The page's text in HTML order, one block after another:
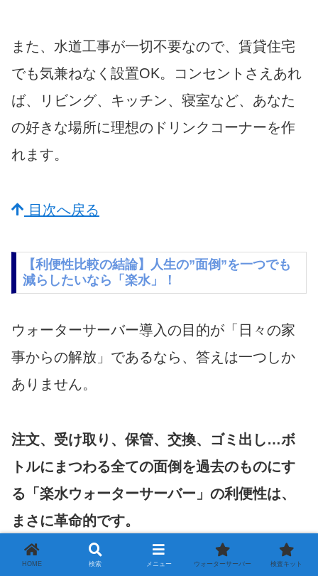
また、水道工事が一切不要なので、賃貸住宅
でも気兼ねなく設置OK。コンセントさえあれ
ば、リビング、キッチン、寝室など、あなた
の好きな場所に理想のドリンクコーナーを作
れます。
目次へ戻る
【利便性比較の結論】人生の”面倒”を一つでも
減らしたいなら「楽水」！
ウォーターサーバー導入の目的が「日々の家
事からの解放」であるなら、答えは一つしか
ありません。
注文、受け取り、保管、交換、ゴミ出し…ボ
トルにまつわる全ての面倒を過去のものにす
る「楽水ウォーターサーバー」の利便性は、
まさに革命的です。
HOME 検索 メニュー ウォーターサーバー 検査キット